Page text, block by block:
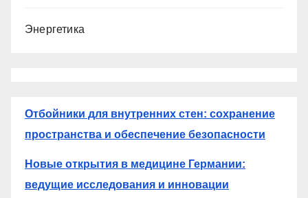
Энергетика
Отбойники для внутренних стен: сохранение
пространства и обеспечение безопасности
Новые открытия в медицине Германии:
ведущие исследования и инновации